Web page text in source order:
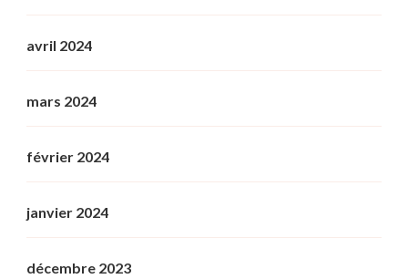
avril 2024
mars 2024
février 2024
janvier 2024
décembre 2023